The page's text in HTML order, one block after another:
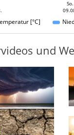
10.08.
So.
[°C]
und